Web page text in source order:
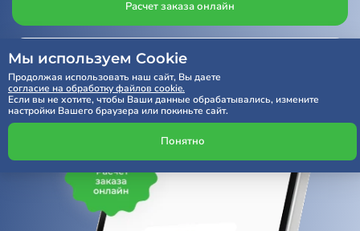
Расчет заказа онлайн
Получить консультацию
Мы используем Cookie
Продолжая использовать наш сайт, Вы даете
согласие на обработку файлов cookie.
Если вы не хотите, чтобы Ваши данные обрабатывались, измените
настройки Вашего браузера или покиньте сайт.
Понятно